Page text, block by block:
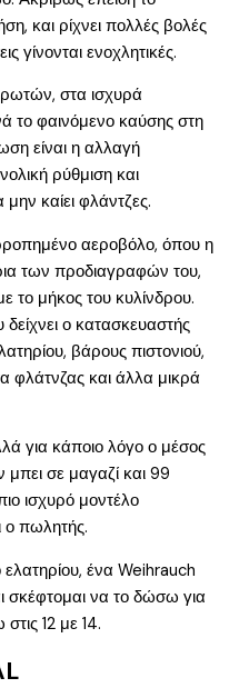
και ρίχνει πολλές βολές
γίνονται ενοχλητικές.
στα ισχυρά
το φαινόμενο καύσης στη
είναι η αλλαγή
ρύθμιση και
καίει φλάντζες.
αεροβόλο, όπου η
των προδιαγραφών του,
το μήκος του κυλίνδρου.
ο κατασκευαστής
βάρους πιστονιού,
φλάτνζας και άλλα μικρά
για κάποιο λόγο ο μέσος
σε μαγαζί και 99
ισχυρό μοντέλο
ο πωλητής.
ένα Weihrauch
σκέφτομαι να το δώσω για
12 με 14.